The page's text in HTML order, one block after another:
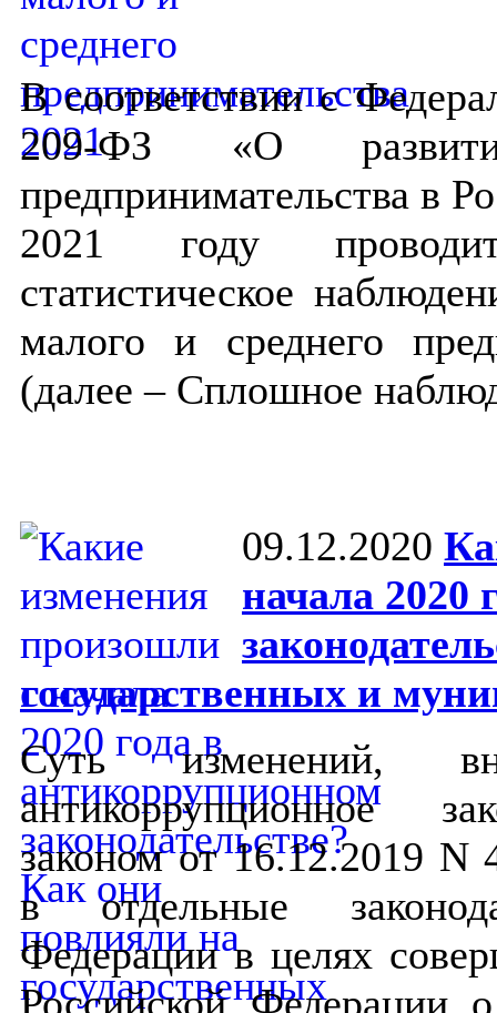
В соответствии с
209-ФЗ «О
предпринимательства в
2021 году
статистическое
малого и среднего
(далее – Сплошное
09.12.2020
начала 2020
государственных и
Суть изменений,
антикоррупционное
законом от 16.12.2019
в отдельные
Федерации в целях
Российской Федерации